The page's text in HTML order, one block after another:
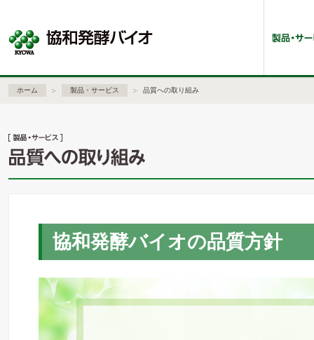
ホーム 製品・サービス 品質への取り組み
協和発酵バイオの品質方針